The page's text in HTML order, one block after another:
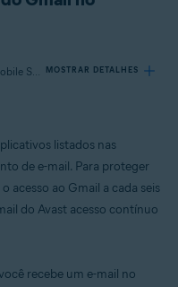
Aplica-se a Avast Premium Security, Avast Mobile Security Premium, Avast One MOSTRAR DETALHES
listados nas
de e-mail. Para proteger
acesso ao Gmail a cada seis
do Avast acesso contínuo
recebe um e-mail no